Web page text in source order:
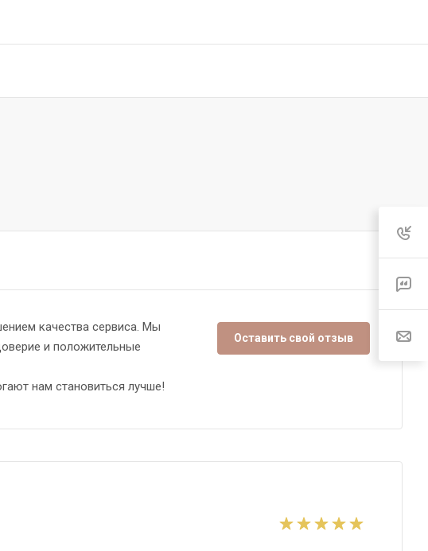
качества сервиса. Мы
и положительные
нам становиться лучше!
Оставить свой отзыв